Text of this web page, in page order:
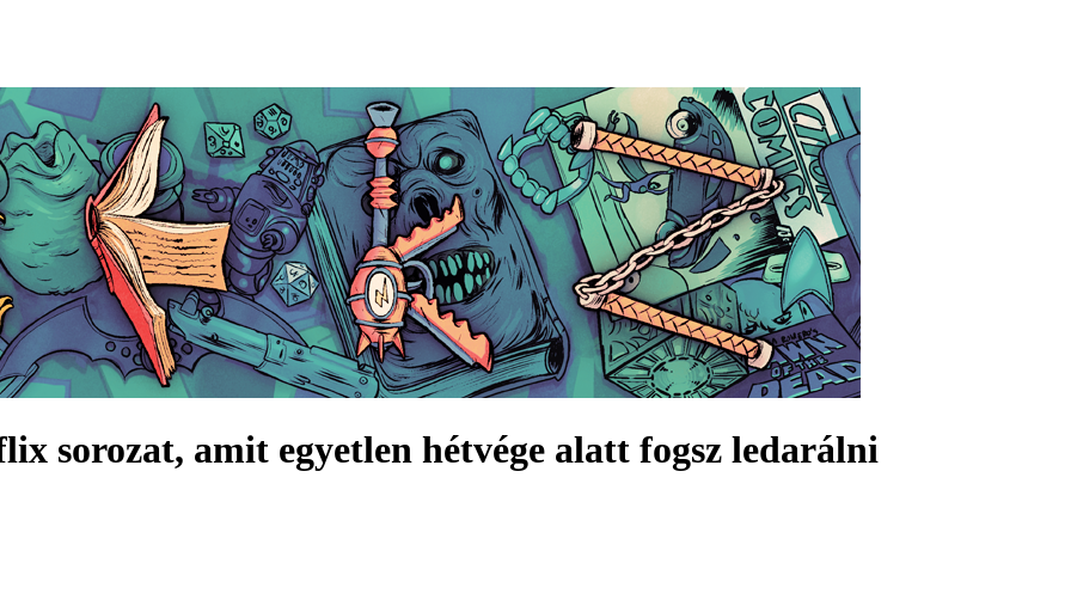
sorozat, amit egyetlen hétvége alatt fogsz ledarálni